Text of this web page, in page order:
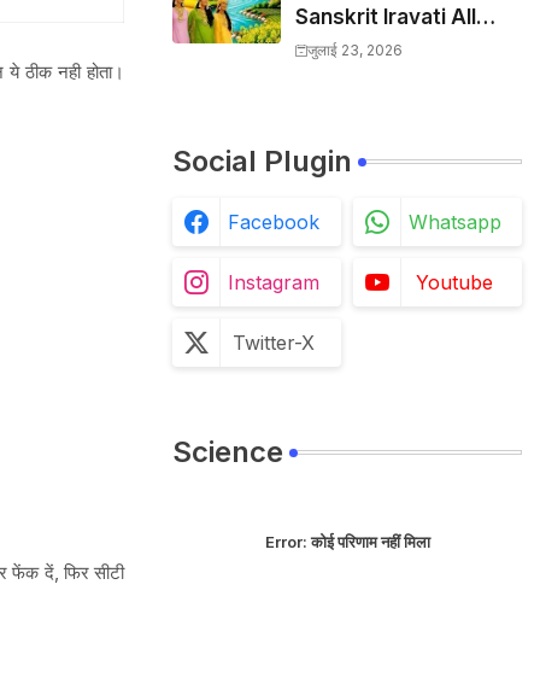
ठीक नही होता।
फेंक दें, फिर सीटी
Sanskrit Iravati All
Chapters, Hindi
जुलाई 23, 2026
Social Plugin
Facebook Whatsapp
Instagram Youtube
Twitter-X
Science
Error:कोई परिणाम नहीं मिला